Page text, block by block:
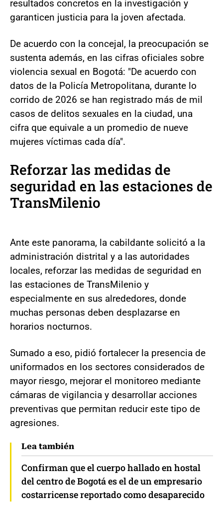
resultados concretos en la investigación y
garanticen justicia para la joven afectada.
De acuerdo con la concejal, la preocupación se
sustenta además, en las cifras oficiales sobre
violencia sexual en Bogotá: "De acuerdo con
datos de la Policía Metropolitana, durante lo
corrido de 2026 se han registrado más de mil
casos de delitos sexuales en la ciudad, una
cifra que equivale a un promedio de nueve
mujeres víctimas cada día".
Reforzar las medidas de
seguridad en las estaciones de
TransMilenio
Ante este panorama, la cabildante solicitó a la
administración distrital y a las autoridades
locales, reforzar las medidas de seguridad en
las estaciones de TransMilenio y
especialmente en sus alrededores, donde
muchas personas deben desplazarse en
horarios nocturnos.
Sumado a eso, pidió fortalecer la presencia de
uniformados en los sectores considerados de
mayor riesgo, mejorar el monitoreo mediante
cámaras de vigilancia y desarrollar acciones
preventivas que permitan reducir este tipo de
agresiones.
Lea también
Confirman que el cuerpo hallado en hostal
del centro de Bogotá es el de un empresario
costarricense reportado como desaparecido